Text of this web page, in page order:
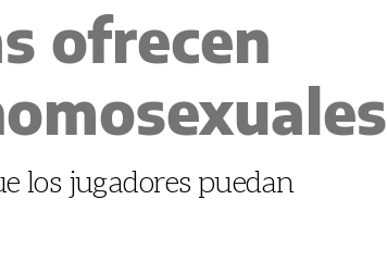
ofrecen
los jugadores puedan